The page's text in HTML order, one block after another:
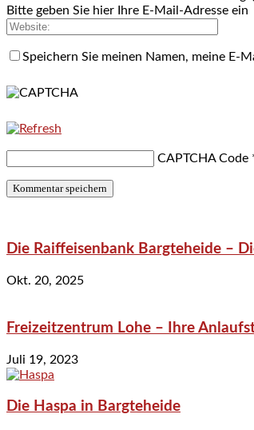
Bitte geben Sie hier Ihre E-Mail-Adresse ein
Speichern Sie meinen Namen, meine E-
CAPTCHA Code
Die Raiffeisenbank Bargteheide –
Okt. 20, 2025
Freizeitzentrum Lohe – Ihre
Juli 19, 2023
Die Haspa in Bargteheide